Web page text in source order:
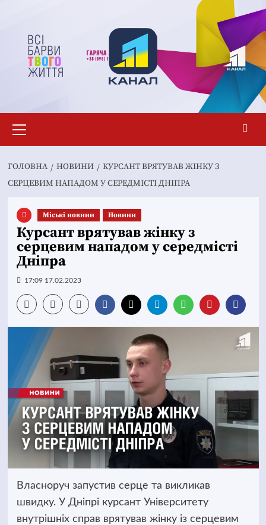
вмісту
меню
ГОЛОВНА НОВИНИ
КУРСАНТ ВРЯТУВАВ ЖІНКУ З
СЕРЦЕВИМ НАПАДОМ У СЕРЕДМІСТІ ДНІПРА
Mіські новини Новини
Курсант врятував жінку з
серцевим нападом у середмісті
Дніпра
17:09 17.02.2023
Власноруч запустив серце та викликав
швидку. У Дніпрі курсант Університету
внутрішніх справ врятував жінку із серцевим